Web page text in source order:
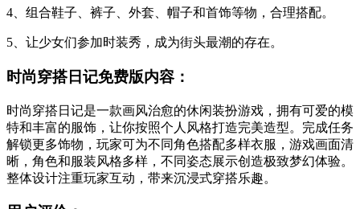
4、组合鞋子、裤子、外套、帽子和首饰等物，合理搭配。
5、让少女们参加时装秀，成为街头最潮的存在。
时尚穿搭日记免费版内容：
时尚穿搭日记是一款画风治愈的休闲装扮游戏，拥有可爱的模
特和丰富的服饰，让你按照个人风格打造完美造型。完成任务
解锁更多饰物，玩家可为不同角色搭配多样衣服，游戏画面清
晰，角色和服装风格多样，不同姿态展示创造极致梦幻体验。
整体设计注重玩家互动，带来沉浸式穿搭乐趣。